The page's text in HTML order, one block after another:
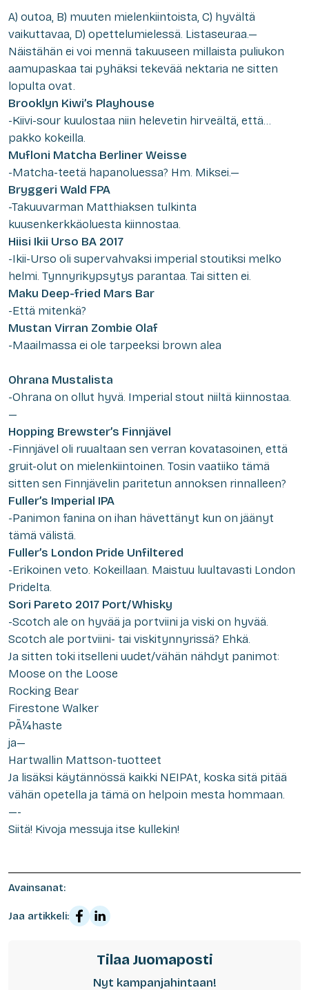
A) outoa, B) muuten mielenkiintoista, C) hyvältä
vaikuttavaa, D) opettelumielessä. Listaseuraa.—
Näistähän ei voi mennä takuuseen millaista puliukon
aamupaskaa tai pyhäksi tekevää nektaria ne sitten
lopulta ovat.
Brooklyn Kiwi’s Playhouse
-Kiivi-sour kuulostaa niin helevetin hirveältä, että…
pakko kokeilla.
Mufloni Matcha Berliner Weisse
-Matcha-teetä hapanoluessa? Hm. Miksei.—
Bryggeri Wald FPA
-Takuuvarman Matthiaksen tulkinta
kuusenkerkkäoluesta kiinnostaa.
Hiisi Ikii Urso BA 2017
-Ikii-Urso oli supervahvaksi imperial stoutiksi melko
helmi. Tynnyrikypsytys parantaa. Tai sitten ei.
Maku Deep-fried Mars Bar
-Että mitenkä?
Mustan Virran Zombie Olaf
-Maailmassa ei ole tarpeeksi brown alea
Ohrana Mustalista
-Ohrana on ollut hyvä. Imperial stout niiltä kiinnostaa.
—
Hopping Brewster’s Finnjävel
-Finnjävel oli ruualtaan sen verran kovatasoinen, että
gruit-olut on mielenkiintoinen. Tosin vaatiiko tämä
sitten sen Finnjävelin paritetun annoksen rinnalleen?
Fuller’s Imperial IPA
-Panimon fanina on ihan hävettänyt kun on jäänyt
tämä välistä.
Fuller’s London Pride Unfiltered
-Erikoinen veto. Kokeillaan. Maistuu luultavasti London
Pridelta.
Sori Pareto 2017 Port/Whisky
-Scotch ale on hyvää ja portviini ja viski on hyvää.
Scotch ale portviini- tai viskitynnyrissä? Ehkä.
Ja sitten toki itselleni uudet/vähän nähdyt panimot:
Moose on the Loose
Rocking Bear
Firestone Walker
PÃ¼haste
ja—
Hartwallin Mattson-tuotteet
Ja lisäksi käytännössä kaikki NEIPAt, koska sitä pitää
vähän opetella ja tämä on helpoin mesta hommaan.
—-
Siitä! Kivoja messuja itse kullekin!
Avainsanat:
Jaa artikkeli:
Tilaa Juomaposti
Nyt kampanjahintaan!